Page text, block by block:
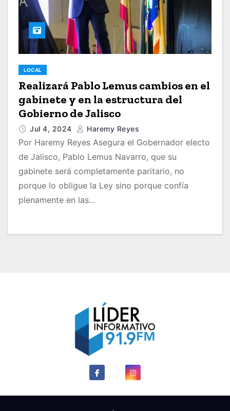
LOCAL
Realizará Pablo Lemus cambios en el
gabinete y en la estructura del
Gobierno de Jalisco
Jul 4, 2024 Haremy Reyes
Por Haremy Reyes Asegura el Gobernador electo
de Jalisco, Pablo Lemus Navarro, que su
gabinete será completamente paritario, no
porque lo obligue la Ley sino porque confía
plenamente en las…